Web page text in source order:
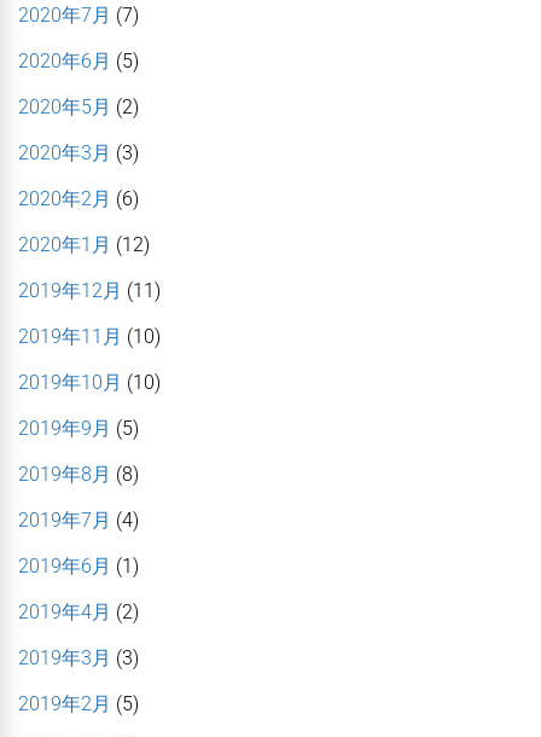
2020年7月 (7)
2020年6月 (5)
2020年5月 (2)
2020年3月 (3)
2020年2月 (6)
2020年1月 (12)
2019年12月 (11)
2019年11月 (10)
2019年10月 (10)
2019年9月 (5)
2019年8月 (8)
2019年7月 (4)
2019年6月 (1)
2019年4月 (2)
2019年3月 (3)
2019年2月 (5)